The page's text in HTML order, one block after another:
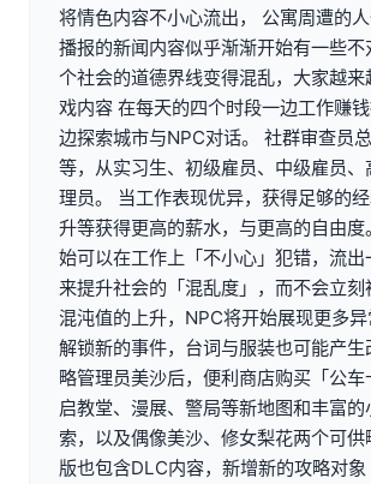
将情色内容不小心流出， 公寓周遭的
播报的新闻内容似乎渐渐开始有一些
个社会的道德界线变得混乱，大家越
戏内容 在每天的四个时段一边工作赚
边探索城市与NPC对话。 社群审查员
等，从实习生、初级雇员、中级雇员
理员。 当工作表现优异，获得足够的
升等获得更高的薪水，与更高的自由
始可以在工作上「不小心」犯错，流
来提升社会的「混乱度」，而不会立
混沌值的上升，NPC将开始展现更多
解锁新的事件，台词与服装也可能产
略管理员美沙后，便利商店购买「公
启教堂、漫展、警局等新地图和丰富的
索，以及偶像美沙、修女梨花两个可
版也包含DLC内容，新增新的攻略对象